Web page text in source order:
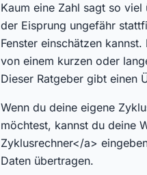
Kaum eine Zahl sagt so
der Eisprung ungefähr
Fenster einschätzen
von einem kurzen oder
Dieser Ratgeber gibt einen
Wenn du deine eigene
möchtest, kannst du deine
Zyklusrechner</a>
Daten übertragen.